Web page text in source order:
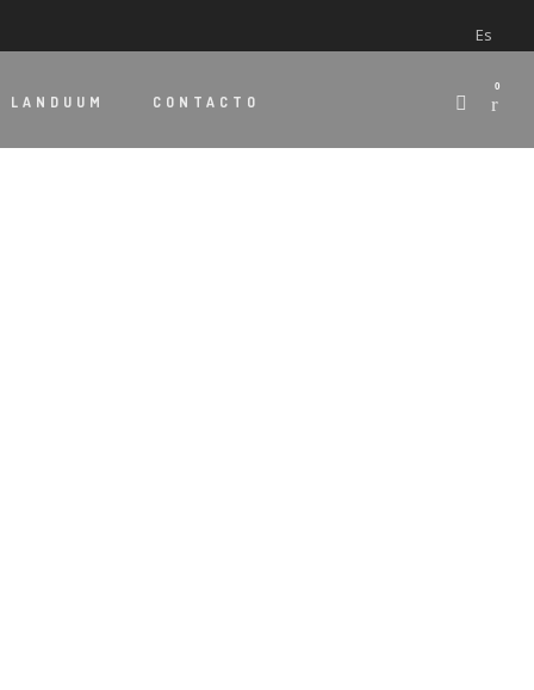
Es
LANDUUM CONTACTO
0